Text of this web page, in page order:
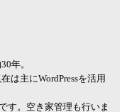
年。
は主にWordPressを活用
す。空き家管理も行いま